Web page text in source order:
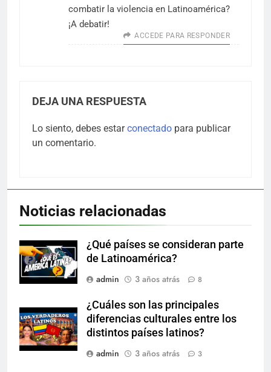
combatir la violencia en Latinoamérica?
¡A debatir!
ACCEDE PARA RESPONDER
DEJA UNA RESPUESTA
Lo siento, debes estarconectado para publicar
un comentario.
Noticias relacionadas
¿Qué países se consideran parte
de Latinoamérica?
admin
3 años atrás 8
¿Cuáles son las principales
diferencias culturales entre los
distintos países latinos?
admin
3 años atrás 3